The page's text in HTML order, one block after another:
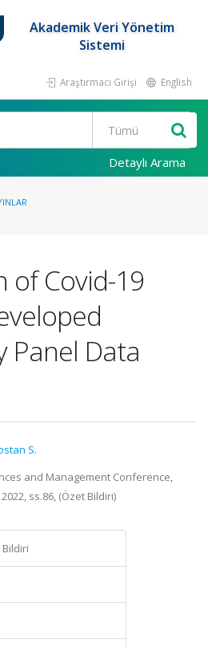
Akademik Veri Yönetim
Sistemi
Araştırmacı Girişi English
Detaylı Arama
of Covid-19
Panel Data
S.
and Management Conference,
ss.86, (Özet Bildiri)